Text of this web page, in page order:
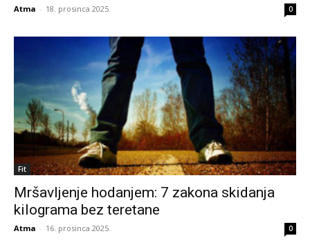
Atma - 18. prosinca 2025. 0
Fit
Mršavljenje hodanjem: 7 zakona skidanja
kilograma bez teretane
Atma - 16. prosinca 2025. 0